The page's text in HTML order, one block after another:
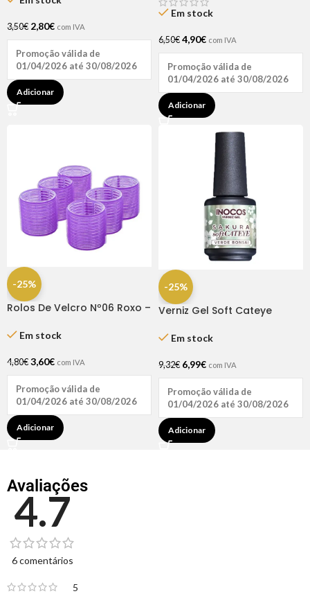
3,50€ 2,80€ com IVA
Promoção válida de
01/04/2026 até 30/08/2026
Adicionar
Em stock
6,50€ 4,90€ com IVA
Promoção válida de
01/04/2026 até 30/08/2026
Adicionar
-25%
Rolos De Velcro Nº06 Roxo –
Em stock
4,80€ 3,60€ com IVA
Promoção válida de
01/04/2026 até 30/08/2026
Adicionar
-25%
Verniz Gel Soft Cateye
Em stock
9,32€ 6,99€ com IVA
Promoção válida de
01/04/2026 até 30/08/2026
Adicionar
Avaliações
4.7
6 comentários
5